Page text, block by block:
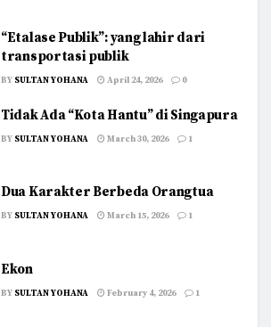
“Etalase Publik”: yang lahir dari
transportasi publik
BY SULTAN YOHANA April 24, 2026 0
Tidak Ada “Kota Hantu” di Singapura
BY SULTAN YOHANA March 30, 2026 1
Dua Karakter Berbeda Orangtua
BY SULTAN YOHANA March 15, 2026 1
Ekon
BY SULTAN YOHANA February 4, 2026 1